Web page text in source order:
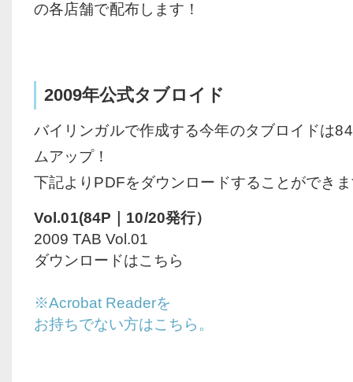
の各店舗で配布します！
2009年公式タブロイド
バイリンガルで作成する今年のタブロイドは
ムアップ！
下記よりPDFをダウンロードすることができ
Vol.01(84P｜10/20発行）
2009 TAB Vol.01
ダウンロードはこちら
※Acrobat Readerを
お持ちでない方はこちら。